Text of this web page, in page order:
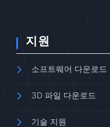
지원
소프트웨어 다운로드
3D 파일 다운로드
기술 지원